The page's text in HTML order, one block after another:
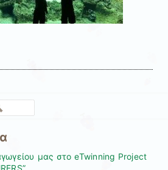
μας στο eTwinning Project